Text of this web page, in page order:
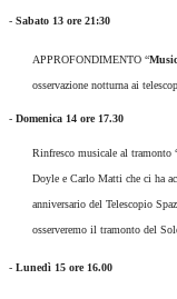
- Sabato 13 ore 21:30
APPROFONDIMENTO “
osservazione notturna ai
-Domenica 14 ore 17.30
Rinfresco musicale al tramonto
Doyle e Carlo Matti che ci ha
anniversario del Telescopio
osserveremo il tramonto del
-Lunedì 15 ore 16.00